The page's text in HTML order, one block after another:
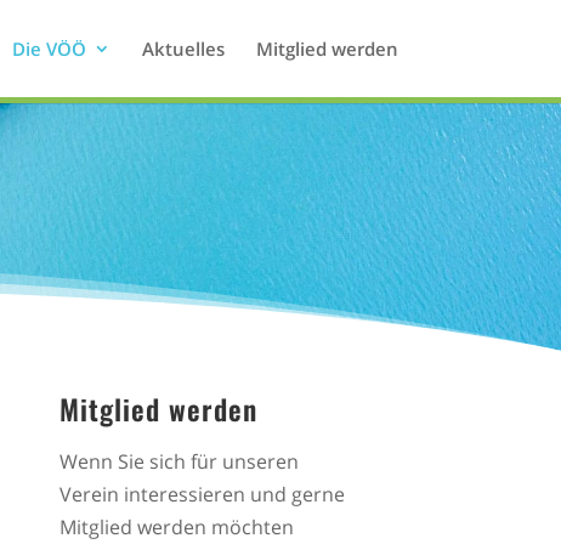
Die VÖÖ Aktuelles Mitglied werden
Mitglied werden
Wenn Sie sich für unseren
Verein interessieren und gerne
Mitglied werden möchten